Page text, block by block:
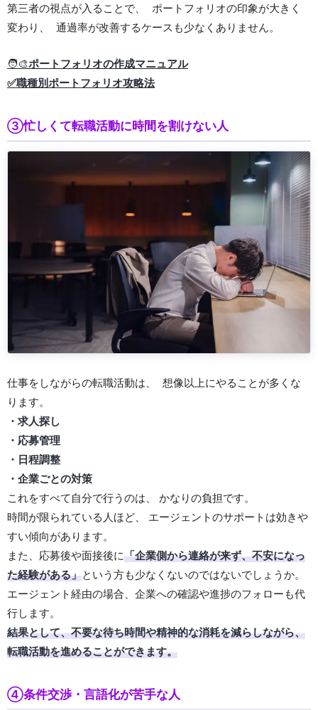
第三者の視点が入ることで、 ポートフォリオの印象が大きく
変わり、 通過率が改善するケースも少なくありません。
🧑‍🎨ポートフォリオの作成マニュアル
✅職種別ポートフォリオ攻略法
③忙しくて転職活動に時間を割けない人
仕事をしながらの転職活動は、 想像以上にやることが多くな
ります。
・求人探し
・応募管理
・日程調整
・企業ごとの対策
これをすべて自分で行うのは、 かなりの負担です。
時間が限られている人ほど、 エージェントのサポートは効きや
すい傾向があります。
また、応募後や面接後に「企業側から連絡が来ず、不安になっ
た経験がある」という方も少なくないのではないでしょうか。
エージェント経由の場合、企業への確認や進捗のフォローも代
行します。
結果として、不要な待ち時間や精神的な消耗を減らしながら、
転職活動を進めることができます。
④条件交渉・言語化が苦手な人